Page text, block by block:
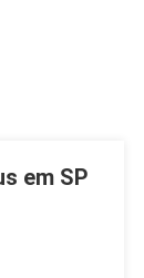
em SP